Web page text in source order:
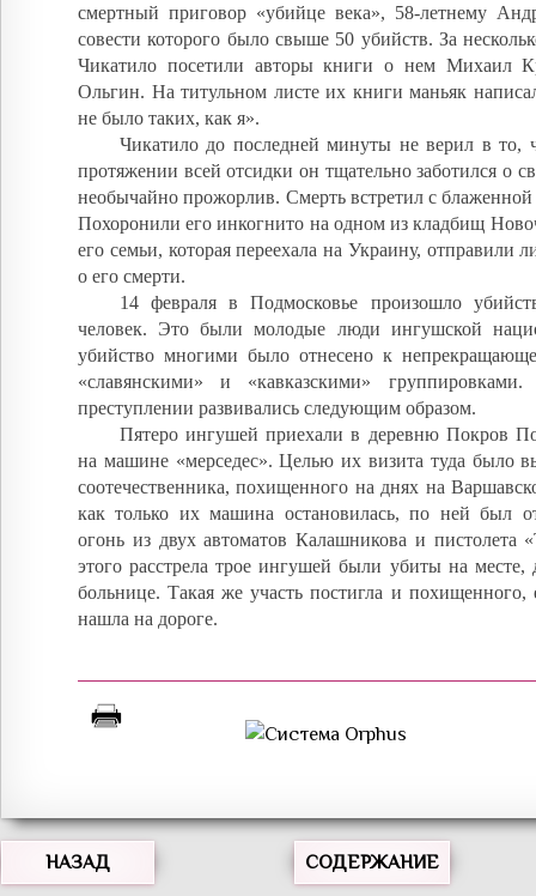
смертный приговор «убийце века», 58-летнему
совести которого было свыше 50 убийств. За
Чикатило посетили авторы книги о нем Михаил
Ольгин. На титульном листе их книги маньяк
не было таких, как я».
Чикатило до последней минуты не верил в то,
протяжении всей отсидки он тщательно заботился о
необычайно прожорлив. Смерть встретил с блаженной
Похоронили его инкогнито на одном из кладбищ
его семьи, которая переехала на Украину, отправили
о его смерти.
14 февраля в Подмосковье произошло
человек. Это были молодые люди ингушской
убийство многими было отнесено к
«славянскими» и «кавказскими»
преступлении развивались следующим образом.
Пятеро ингушей приехали в деревню Покров
на машине «мерседес». Целью их визита туда было
соотечественника, похищенного на днях на
как только их машина остановилась, по ней был
огонь из двух автоматов Калашникова и пистолета
этого расстрела трое ингушей были убиты на месте,
больнице. Такая же участь постигла и
нашла на дороге.
НАЗАД СОДЕРЖАНИЕ